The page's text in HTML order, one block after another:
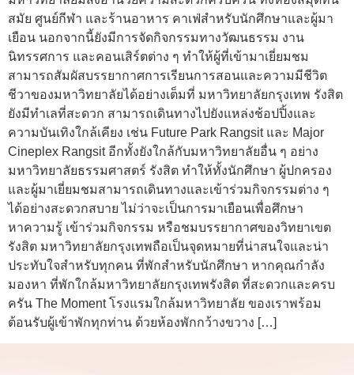
สมัย ศูนย์กีฬา และร้านอาหาร คาเฟ่สำหรับนักศึกษาและผู้มา
เยือน นอกจากนี้ยังมีการจัดกิจกรรมทางวัฒนธรรม งาน
นิทรรศการ และคอนเสิร์ตต่าง ๆ ทำให้ผู้ที่เข้ามาเยี่ยมชม
สามารถสัมผัสบรรยากาศการเรียนการสอนและความมีชีวิต
ชีวาของมหาวิทยาลัยได้อย่างเต็มที่ มหาวิทยาลัยกรุงเทพ รังสิต
ยังมีทำเลที่สะดวก สามารถเดินทางไปยังแหล่งช้อปปิ้งและ
ความบันเทิงใกล้เคียง เช่น Future Park Rangsit และ Major
Cineplex Rangsit อีกทั้งยังใกล้กับมหาวิทยาลัยอื่น ๆ อย่าง
มหาวิทยาลัยธรรมศาสตร์ รังสิต ทำให้ทั้งนักศึกษา ผู้ปกครอง
และผู้มาเยี่ยมชมสามารถเดินทางและเข้าร่วมกิจกรรมต่าง ๆ
ได้อย่างสะดวกสบาย ไม่ว่าจะเป็นการมาเยือนเพื่อศึกษา
หาความรู้ เข้าร่วมกิจกรรม หรือชมบรรยากาศของวิทยาเขต
รังสิต มหาวิทยาลัยกรุงเทพถือเป็นจุดหมายที่น่าสนใจและน่า
ประทับใจสำหรับทุกคน ที่พักสำหรับนักศึกษา หากคุณกำลัง
มองหา ที่พักใกล้มหาวิทยาลัยกรุงเทพรังสิต ที่สะดวกและครบ
ครัน The Moment โรงแรมใกล้มหาวิทยาลัย ของเราพร้อม
ต้อนรับผู้เข้าพักทุกท่าน ด้วยห้องพักกว้างขวาง […]